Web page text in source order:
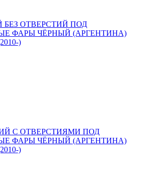
ОТВЕРСТИЙ ПОД
ФАРЫ ЧЁРНЫЙ (АРГЕНТИНА)
)